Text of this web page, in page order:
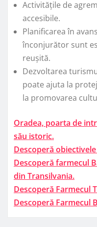
Activitățile de
accesibile.
Planificarea în
înconjurător sunt
reușită.
Dezvoltarea
poate ajuta la
la promovarea
Oradea, poarta de
său istoric.
Descoperă
Descoperă farmecul
din Transilvania.
Descoperă Farmecul
Descoperă Farmecul